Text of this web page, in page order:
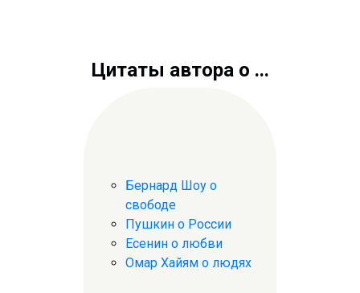
Цитаты автора о ...
Бернард Шоу о
свободе
Пушкин о России
Есенин о любви
Омар Хайям о людях